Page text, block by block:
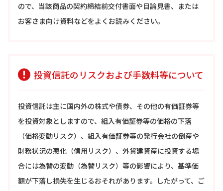
ので、当該商品の契約締結前交付書面や目論見書、または
お客さま向け資料などをよくお読みください。
投資信託のリスクおよび手数料等について
投資信託は主に国内外の株式や債券、その他の有価証券等
を投資対象としますので、組入有価証券等の価格の下落
（価格変動リスク）、組入有価証券等の発行会社の倒産や
財務状況の悪化（信用リスク）、外貨建資産に投資する場
合には為替の変動（為替リスク）等の影響により、基準価
額が下落し損失を生じるおそれがあります。したがって、ご